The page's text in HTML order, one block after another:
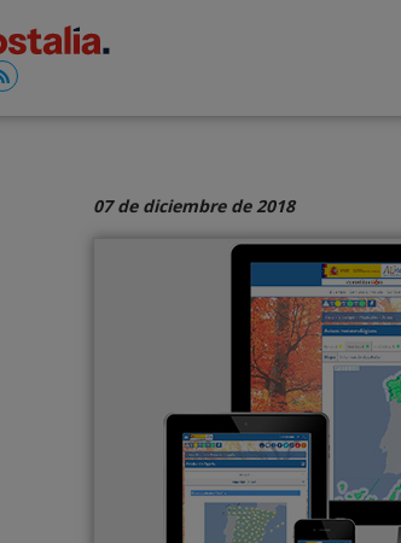
07 de diciembre de 2018